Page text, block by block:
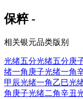
保粹 -
相关银元品类版别
光绪五分光绪五分庚
绪一角庚子光绪一角
甲辰光绪一角乙巳光
角庚子光绪二角辛丑